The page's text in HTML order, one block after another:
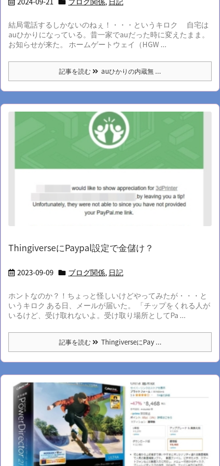
結局電話するしかないのねぇ！・・・というキロク 自宅は
auひかりになっている。昔一家でauだった時に変えたまま。
お知らせが来た。 ホームゲートウェイ（HGW ...
記事を読む auひかりの内蔵無 ...
ThingiverseにPaypal設定で金儲け？
2023-09-09 ブログ関係, 日記
ホントなのか？！ちょっと怪しいけどやってみたが・・・と
いうキロク ある日、メールが届いた。 「チップをくれる人が
いるけど、受け取れないよ。受け取り場所としてPa ...
記事を読む ThingiverseにPay ...